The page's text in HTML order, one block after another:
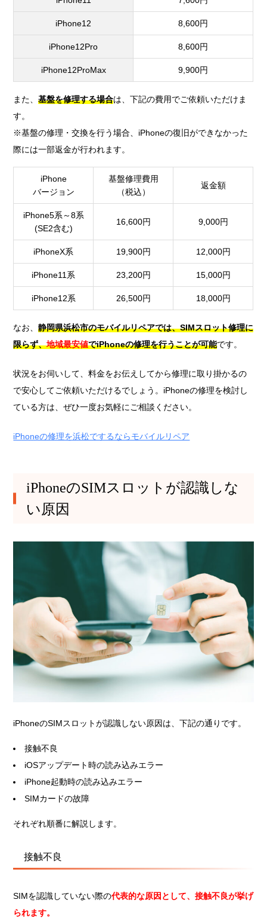
iPhone12 8,600円
iPhone12Pro 8,600円
iPhone12ProMax 9,900円
また、基盤を修理する場合は、下記の費用でご依頼いただけま
す。
※基盤の修理・交換を行う場合、iPhoneの復旧ができなかった
際には一部返金が行われます。
iPhone
バージョン
基盤修理費用
（税込）
返金額
iPhone5系～8系
(SE2含む)
16,600円 9,000円
iPhoneX系 19,900円 12,000円
iPhone11系 23,200円 15,000円
iPhone12系 26,500円 18,000円
なお、静岡県浜松市のモバイルリペアでは、SIMスロット修理に
限らず、地域最安値でiPhoneの修理を行うことが可能です。
状況をお伺いして、料金をお伝えしてから修理に取り掛かるの
で安心してご依頼いただけるでしょう。iPhoneの修理を検討し
ている方は、ぜひ一度お気軽にご相談ください。
iPhoneの修理を浜松でするならモバイルリペア
iPhoneのSIMスロットが認識しな
い原因
iPhoneのSIMスロットが認識しない原因は、下記の通りです。
接触不良
iOSアップデート時の読み込みエラー
iPhone起動時の読み込みエラー
SIMカードの故障
それぞれ順番に解説します。
接触不良
SIMを認識していない際の代表的な原因として、接触不良が挙げ
られます。